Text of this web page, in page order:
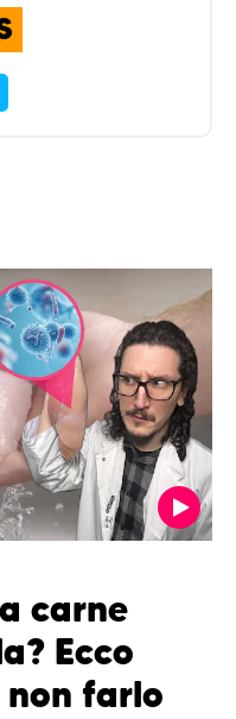
carne
Ecco
non farlo